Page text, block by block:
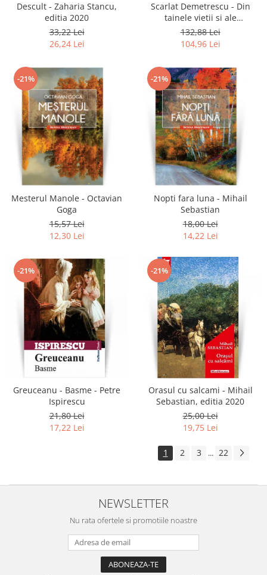
Descult - Zaharia Stancu,
editia 2020
33,22 Lei
26,24 Lei
Scarlat Demetrescu - Din
tainele vietii si ale
universului, Volumele I-III +
Viata dincolo de mormant
132,88 Lei
104,96 Lei
-21%
Mesterul Manole - Octavian
Goga
15,57 Lei
12,30 Lei
-21%
Nopti fara luna - Mihail
Sebastian
18,00 Lei
14,22 Lei
-21%
Greuceanu - Basme - Petre
Ispirescu
21,80 Lei
17,22 Lei
-21%
Orasul cu salcami - Mihail
Sebastian, editia 2020
25,00 Lei
19,75 Lei
1 2 3 ... 22
NEWSLETTER
Nu rata ofertele si promotiile noastre